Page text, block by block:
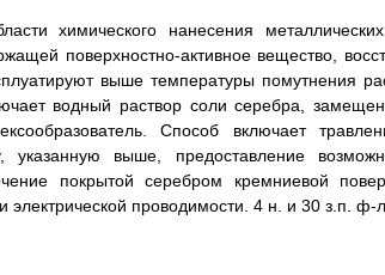
химического нанесения
поверхностно-активное вещество,
выше температуры помутнения
водный раствор соли серебра,
Способ включает
указанную выше, предоставление
покрытой серебром кремниевой
электрической проводимости. 4 н. и 30 з.п. ф-